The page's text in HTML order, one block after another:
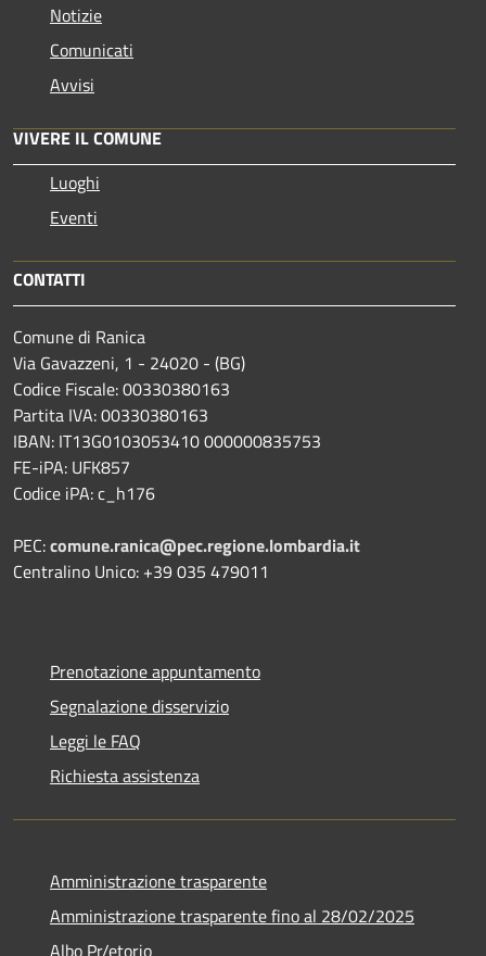
Notizie
Comunicati
Avvisi
VIVERE IL COMUNE
Luoghi
Eventi
CONTATTI
Comune di Ranica
Via Gavazzeni, 1 - 24020 - (BG)
Codice Fiscale: 00330380163
Partita IVA: 00330380163
IBAN: IT13G0103053410 000000835753
FE-iPA: UFK857
Codice iPA: c_h176
PEC:comune.ranica@pec.regione.lombardia.it
Centralino Unico: +39 035 479011
Prenotazione appuntamento
Segnalazione disservizio
Leggi le FAQ
Richiesta assistenza
Amministrazione trasparente
Amministrazione trasparente fino al 28/02/2025
Albo Pr/etorio